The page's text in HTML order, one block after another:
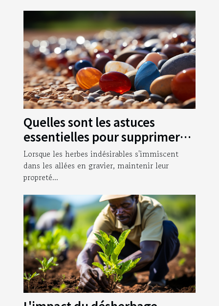
Quelles sont les astuces
essentielles pour supprimer
les herbes qui poussent dans
vos allées en gravier ?
Lorsque les herbes indésirables s'immiscent
dans les allées en gravier, maintenir leur
propreté...